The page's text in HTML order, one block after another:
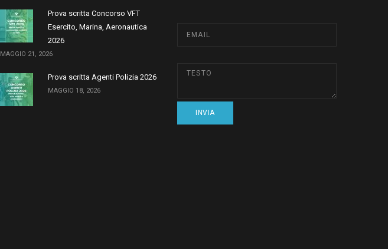
Prova scritta Concorso VFT
Esercito, Marina, Aeronautica
2026
MAGGIO 21, 2026
Prova scritta Agenti Polizia 2026
MAGGIO 18, 2026